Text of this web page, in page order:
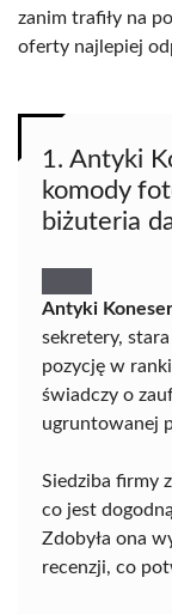
zanim trafiły na
oferty najlepiej
1. Antyki
komody
biżuteria
Antyki Koneser
sekretery,
pozycję w
świadczy o
ugruntowanej
Siedziba firmy
co jest
Zdobyła ona
recenzji, co